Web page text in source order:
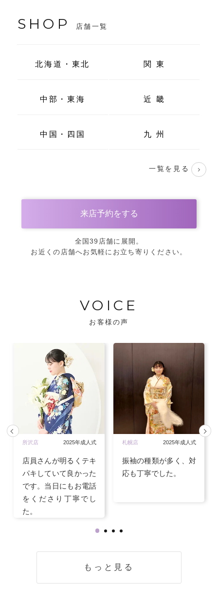
SHOP 店舗一覧
北海道・東北 関 東
中部・東海 近 畿
中国・四国 九 州
一覧を見る
来店予約をする
全国39店舗に展開。
お近くの店舗へお気軽にお立ち寄りください。
VOICE
お客様の声
所沢店 2025年成人式
店員さんが明るくテキ
パキしていて良かった
です。当日にもお電話
をくださり丁寧でし
た。
札幌店 2025年成人式
振袖の種類が多く、対
応も丁寧でした。
もっと見る